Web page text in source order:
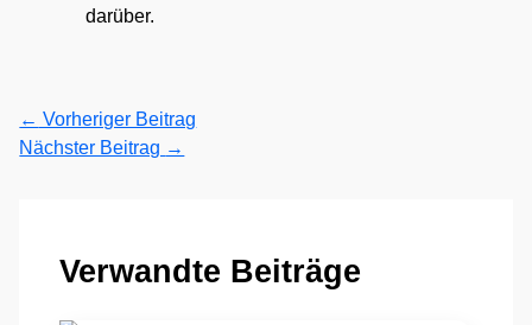
darüber.
← Vorheriger Beitrag
Nächster Beitrag →
Verwandte Beiträge